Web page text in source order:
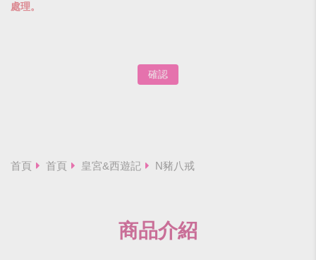
處理。
確認
首頁 首頁 皇宮&西遊記 N豬八戒
商品介紹